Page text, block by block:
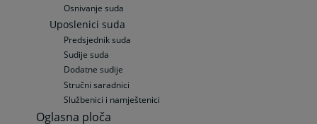
Osnivanje suda
Uposlenici suda
Predsjednik suda
Sudije suda
Dodatne sudije
Stručni saradnici
Službenici i namještenici
Oglasna ploča